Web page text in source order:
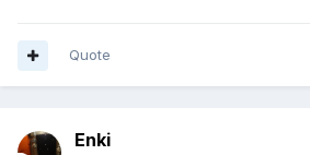
Quote
Enki